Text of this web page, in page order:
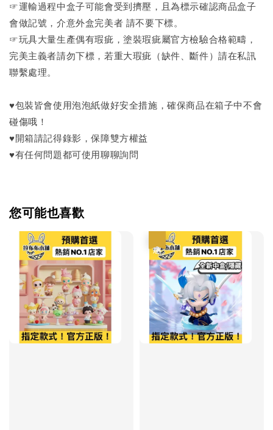
☞運輸過程中盒子可能會受到擠壓，且為標示確認商品盒子
會做記號，介意外盒完美者 請不要下標。
☞玩具大量生產偶有瑕疵，塗裝瑕疵屬官方檢驗合格範疇，
完美主義者請勿下標，若重大瑕疵（缺件、斷件）請在私訊
聯繫處理。
♥包裝皆會使用泡泡紙做好安全措施，確保商品在箱子中不會
碰傷哦！
♥開箱請記得錄影，保障雙方權益
♥有任何問題都可使用聊聊詢問
您可能也喜歡